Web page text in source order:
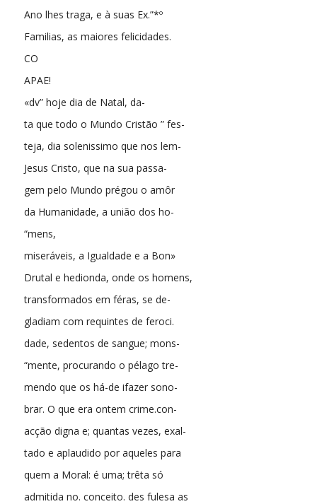
Ano lhes traga, e à suas Ex.”*º
Familias, as maiores felicidades.
CO
APAE!
«dv” hoje dia de Natal, da-
ta que todo o Mundo Cristão ” fes-
teja, dia solenissimo que nos lem-
Jesus Cristo, que na sua passa-
gem pelo Mundo prégou o amôr
da Humanidade, a união dos ho-
“mens,
miseráveis, a Igualdade e a Bon»
Drutal e hedionda, onde os homens,
transformados em féras, se de-
gladiam com requintes de feroci.
dade, sedentos de sangue; mons-
“mente, procurando o pélago tre-
mendo que os há-de ifazer sono-
brar. O que era ontem crime.con-
acção digna e; quantas vezes, exal-
tado e aplaudido por aqueles para
quem a Moral: é uma; trêta só
admitida no. conceito. des fulesa as